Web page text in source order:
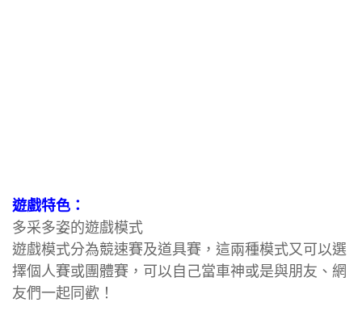
遊戲特色：
多采多姿的遊戲模式
遊戲模式分為競速賽及道具賽，這兩種模式又可以選
擇個人賽或團體賽，可以自己當車神或是與朋友、網
友們一起同歡！